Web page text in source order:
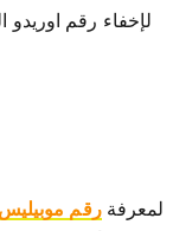
لمعرفةرقم موبيليس